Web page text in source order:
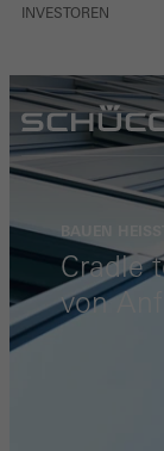
INVESTOREN
BAUEN
Cradle
von